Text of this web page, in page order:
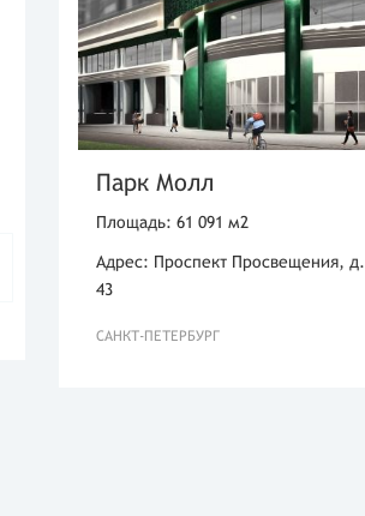
Парк Молл
Площадь: 61 091 м2
Адрес: Проспект Просвещения, д.
43
САНКТ-ПЕТЕРБУРГ